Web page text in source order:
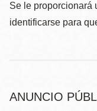
Se le proporcionará
identificarse para
ANUNCIO